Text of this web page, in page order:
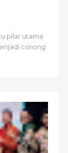
pilar utama
corong